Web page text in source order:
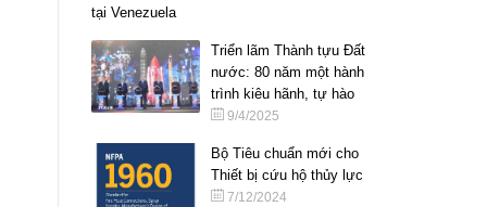
Triển lãm Thành tựu Đất
nước: 80 năm một hành
trình kiêu hãnh, tự hào
9/4/2025
Bộ Tiêu chuẩn mới cho
Thiết bị cứu hộ thủy lực
7/12/2024